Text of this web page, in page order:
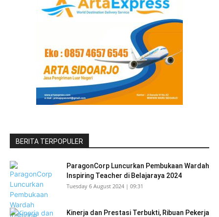
BERITA TERPOPULER
ParagonCorp Luncurkan Pembukaan Wardah
Inspiring Teacher di Belajaraya 2024
Tuesday 6 August 2024 | 09:31
Kinerja dan Prestasi Terbukti, Ribuan Pekerja